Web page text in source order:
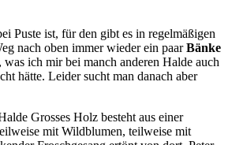
Puste ist, für den gibt es in regelmäßigen
nach oben immer wieder ein paarBänke
was ich mir bei manch anderen Halde auch
hätte. Leider sucht man danach aber
Grosses Holz besteht aus einer
mit Wildblumen, teilweise mit